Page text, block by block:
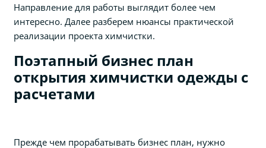
Направление для работы выглядит более чем
интересно. Далее разберем нюансы практической
реализации проекта химчистки.
Поэтапный бизнес план
открытия химчистки одежды с
расчетами
Прежде чем прорабатывать бизнес план, нужно